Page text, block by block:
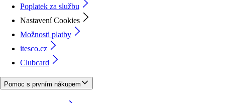
Poplatek za službu
Nastavení Cookies
Možnosti platby
itesco.cz
Clubcard
Pomoc s prvním nákupem